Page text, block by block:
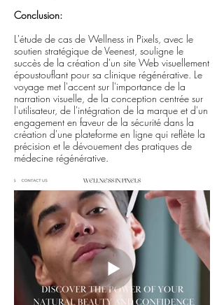
Conclusion:
L'étude de cas de Wellness in Pixels, avec le
soutien stratégique de Veenest, souligne le
succès de la création d'un site Web visuellement
époustouflant pour sa clinique régénérative. Le
voyage met l'accent sur l'importance de la
narration visuelle, de la conception centrée sur
l'utilisateur, de l'intégration de la marque et d'un
engagement en faveur de la sécurité dans la
création d'une plateforme en ligne qui reflète la
précision et le dévouement des pratiques de
médecine régénérative.